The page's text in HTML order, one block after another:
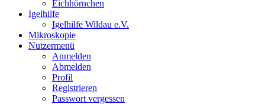
Eichhörnchen
Igelhilfe
Igelhilfe Wildau e.V.
Mikroskopie
Nutzermenü
Anmelden
Abmelden
Profil
Registrieren
Passwort vergessen